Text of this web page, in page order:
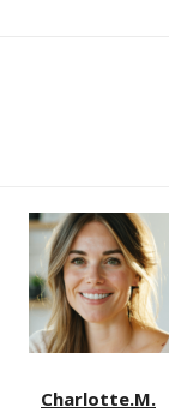
Charlotte.M.